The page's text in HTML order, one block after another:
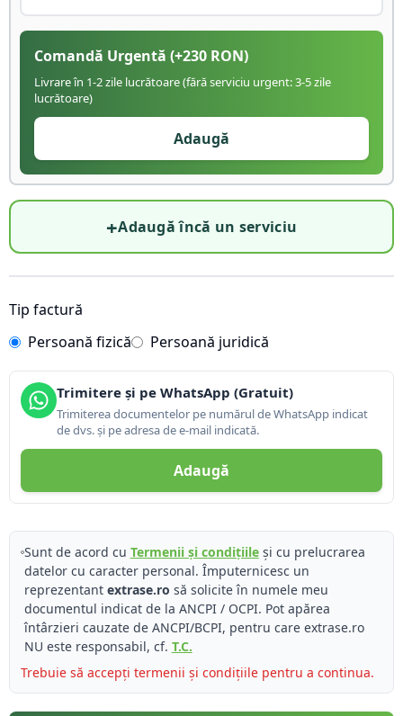
Comandă Urgentă (+230 RON)
Livrare în 1-2 zile lucrătoare (fără serviciu urgent: 3-5 zile
lucrătoare)
Adaugă
+Adaugă încă un serviciu
Tip factură
Persoană fizică
Persoană juridică
Trimitere și pe WhatsApp (Gratuit)
Trimiterea documentelor pe numărul de WhatsApp indicat
de dvs. și pe adresa de e-mail indicată.
Adaugă
Sunt de acord cu Termenii și condițiileși cu prelucrarea
datelor cu caracter personal. Împuternicesc un
reprezentant extrase.ro să solicite în numele meu
documentul indicat de la ANCPI / OCPI. Pot apărea
întârzieri cauzate de ANCPI/BCPI, pentru care extrase.ro
NU este responsabil, cf. T.C.
Trebuie să accepți termenii și condițiile pentru a continua.